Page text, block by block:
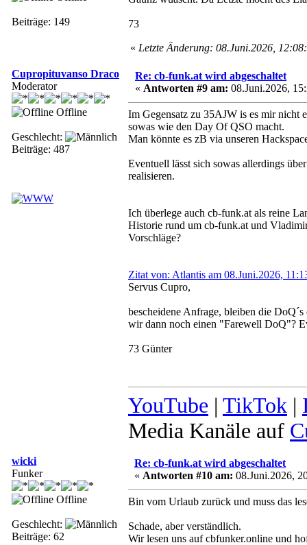
Beiträge: 149 73
« Letzte Änderung: 08.Juni.2026,
Cupropituvanso Draco
Moderator
Offline
Geschlecht:
Beiträge: 487
Re: cb-funk.at wird abgeschaltet
« Antworten #9 am: 08.Juni.2026,
Im Gegensatz zu 35AJW is es mir nicht
sowas wie den Day Of QSO macht.
Man könnte es zB via unseren
Eventuell lässt sich sowas allerdings
realisieren.
Ich überlege auch cb-funk.at als reine
Historie rund um cb-funk.at und
Vorschläge?
Zitat von: Atlantis am 08.Juni.2026,
Servus Cupro,
bescheidene Anfrage, bleiben die
wir dann noch einen "Farewell DoQ"?
73 Günter
YouTube | TikTok |
Media Kanäle auf
wicki
Funker
Offline
Geschlecht:
Beiträge: 62
Re: cb-funk.at wird abgeschaltet
« Antworten #10 am: 08.Juni.2026,
Bin vom Urlaub zurück und muss das
Schade, aber verständlich.
Wir lesen uns auf cbfunker.online und